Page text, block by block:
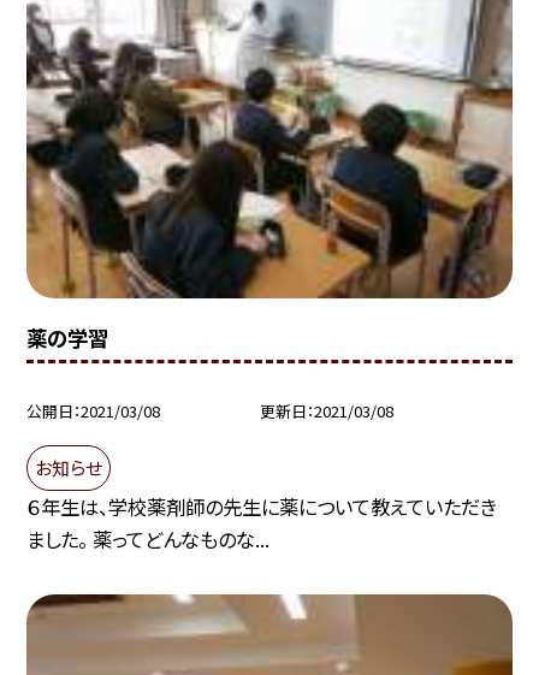
薬の学習
公開日 2021/03/08 更新日 2021/03/08
お知らせ
６年生は、学校薬剤師の先生に薬について教えていただき
ました。 薬ってどんなものな...